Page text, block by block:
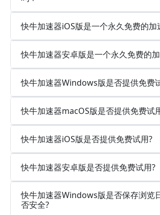
快牛加速器iOS版是一个永久免费的加
快牛加速器安卓版是一个永久免费的
快牛加速器Windows版是否提供免费
快牛加速器macOS版是否提供免费试
快牛加速器iOS版是否提供免费试用?
快牛加速器安卓版是否提供免费试用?
快牛加速器Windows版是否保存浏览
否安全?